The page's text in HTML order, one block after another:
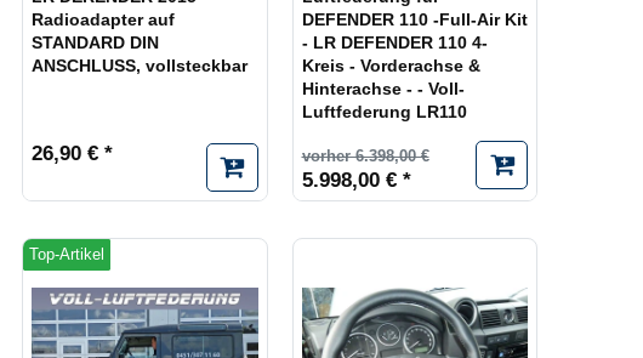
Radioadapter auf
STANDARD DIN
ANSCHLUSS, vollsteckbar
26,90 € *
DEFENDER 110 -Full-Air Kit
- LR DEFENDER 110 4-
Kreis - Vorderachse &
Hinterachse - - Voll-
Luftfederung LR110
vorher 6.398,00 €
5.998,00 € *
Top-Artikel